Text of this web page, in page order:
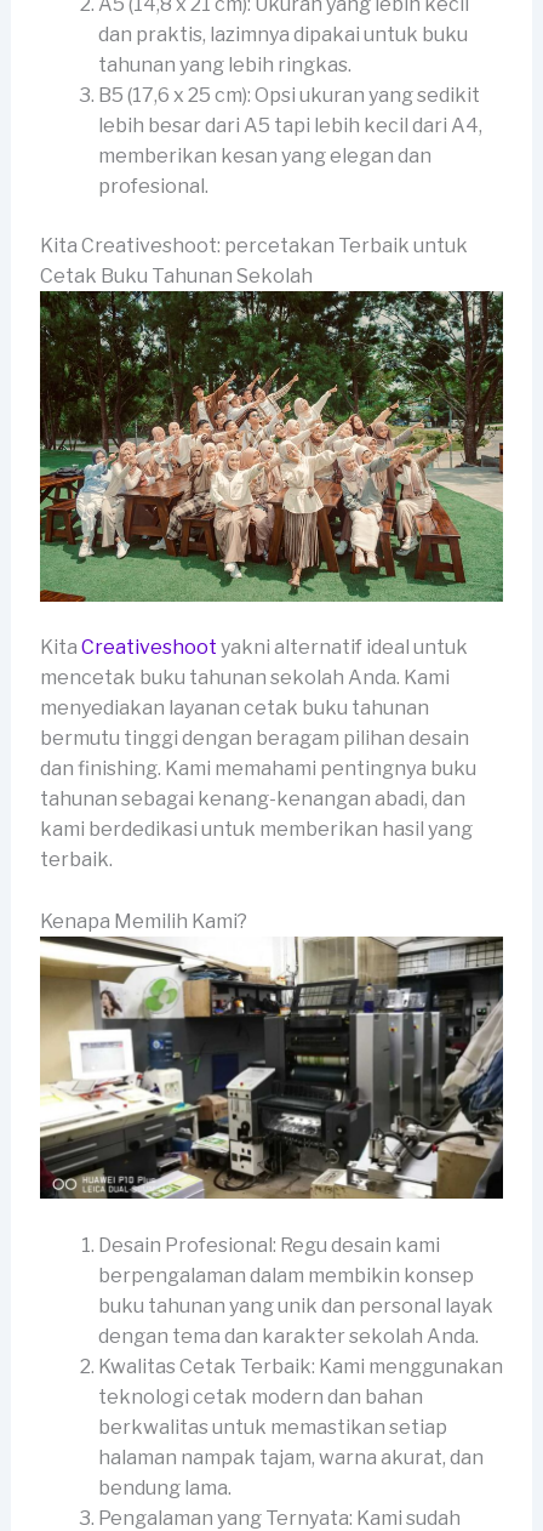
A5 (14,8 x 21 cm): Ukuran yang lebih kecil
dan praktis, lazimnya dipakai untuk buku
tahunan yang lebih ringkas.
B5 (17,6 x 25 cm): Opsi ukuran yang sedikit
lebih besar dari A5 tapi lebih kecil dari A4,
memberikan kesan yang elegan dan
profesional.
Kita Creativeshoot: percetakan Terbaik untuk
Cetak Buku Tahunan Sekolah
Kita Creativeshoot yakni alternatif ideal untuk
mencetak buku tahunan sekolah Anda. Kami
menyediakan layanan cetak buku tahunan
bermutu tinggi dengan beragam pilihan desain
dan finishing. Kami memahami pentingnya buku
tahunan sebagai kenang-kenangan abadi, dan
kami berdedikasi untuk memberikan hasil yang
terbaik.
Kenapa Memilih Kami?
Desain Profesional: Regu desain kami
berpengalaman dalam membikin konsep
buku tahunan yang unik dan personal layak
dengan tema dan karakter sekolah Anda.
Kwalitas Cetak Terbaik: Kami menggunakan
teknologi cetak modern dan bahan
berkwalitas untuk memastikan setiap
halaman nampak tajam, warna akurat, dan
bendung lama.
Pengalaman yang Ternyata: Kami sudah